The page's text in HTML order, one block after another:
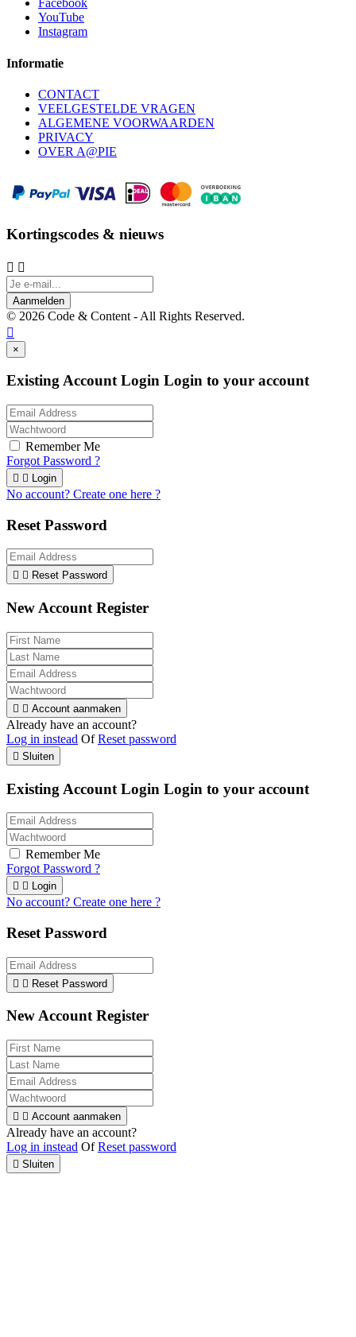
Facebook
YouTube
Instagram
Informatie
CONTACT
VEELGESTELDE VRAGEN
ALGEMENE VOORWAARDEN
PRIVACY
OVER A@PIE
Kortingscodes & nieuws
 
Aanmelden
© 2026 Code & Content - All Rights Reserved.

×
Existing Account Login Login to your account
Remember Me
Forgot Password ?
  Login
No account? Create one here ?
Reset Password
  Reset Password
New Account Register
  Account aanmaken
Already have an account?
Log in instead OfReset password
 Sluiten
Existing Account Login Login to your account
Remember Me
Forgot Password ?
  Login
No account? Create one here ?
Reset Password
  Reset Password
New Account Register
  Account aanmaken
Already have an account?
Log in instead OfReset password
 Sluiten